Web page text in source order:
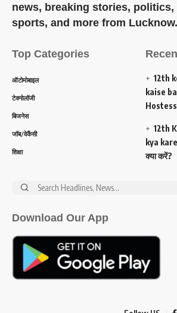
news, breaking stories, politics,
sports, and more from Lucknow.
Top Categories
ऑटोमोबाइल
टेक्नोलॉजी
बिजनेस
जॉब/वेकैंसी
शिक्षा
12th
kaise
12th
kya
क्या करें?
Search
Download Our App